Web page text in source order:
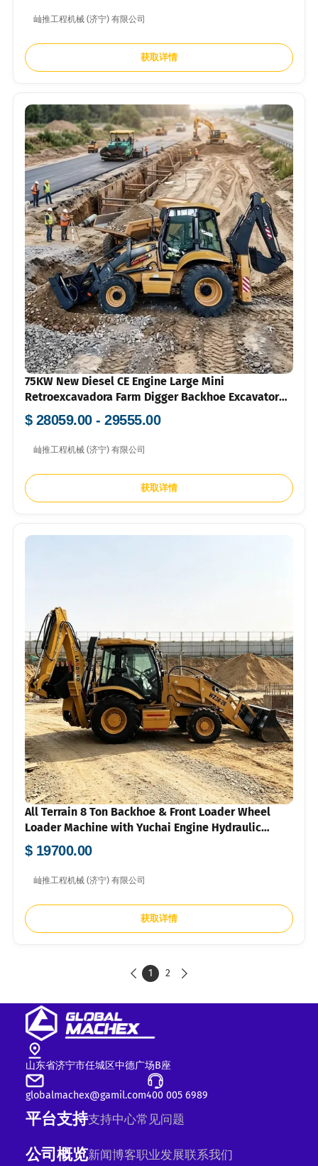
屾推工程机械 (济宁) 有限公司
获取详情
75KW New Diesel CE Engine Large Mini
Retroexcavadora Farm Digger Backhoe Excavator
Loader 4x4 Backhoe Cummins Engine
$ 28059.00 - 29555.00
屾推工程机械 (济宁) 有限公司
获取详情
All Terrain 8 Ton Backhoe & Front Loader Wheel
Loader Machine with Yuchai Engine Hydraulic
System High Efficiency
$ 19700.00
屾推工程机械 (济宁) 有限公司
获取详情
 1 2 
山东省济宁市任城区中德广场B座
globalmachex@gamil.com400 005 6989
平台支持支持中心常见问题
公司概览新闻博客职业发展联系我们